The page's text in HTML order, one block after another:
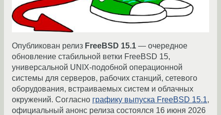
Опубликован релиз FreeBSD 15.1 — очередное
обновление стабильной ветки FreeBSD 15,
универсальной UNIX-подобной операционной
системы для серверов, рабочих станций, сетевого
оборудования, встраиваемых систем и облачных
окружений. Согласно графику выпуска FreeBSD 15.1,
официальный анонс релиза состоялся 16 июня 2026